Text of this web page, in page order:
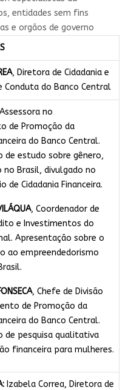
entidades sem fins
e orgãos de governo​
, Diretora de Cidadania e
Conduta do Banco Central
no
de Promoção da
do Banco Central.
de estudo sobre gênero,
no Brasil, divulgado no
de Cidadania Financeira.
, Coordenador de
e Investimentos do
Apresentação sobre o
ao empreendedorismo
, Chefe de Divisão
de Promoção da
do Banco Central.
de pesquisa qualitativa
financeira para mulheres.
Izabela Correa, Diretora de